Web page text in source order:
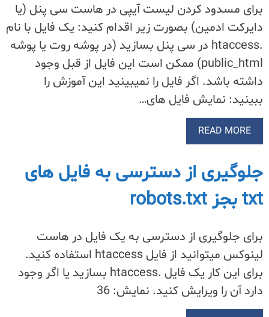
برای مسدود کردن لیست آیپی در هاست سی پنل (یا
دایرکت ادمین) بصورت زیر اقدام کنید: یک فایل با نام
.htaccess در سی پنل بسازید (در پوشه روت یا پوشه
public_html) ممکن است این فایل از قبل وجود
داشته باشد. اگر فایل را نمیبینید این آموزش را
ببینید: نمایش فایل های…
READ MORE
جلوگیری از دسترسی به فایل های
txt بجز robots.txt
برای جلوگیری از دسترسی به یک فایل در هاست
لینوکس میتوانید از فایل htaccess استفاده کنید.
برای این کار یک فایل .htaccess‌ بسازید یا اگر وجود
دارد آن را ویرایش کنید. نمایش: 36